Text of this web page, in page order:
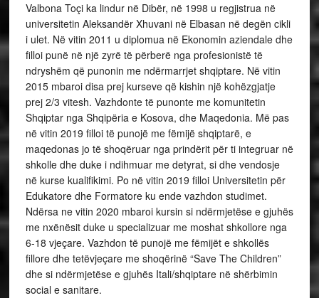
Valbona Toçi ka lindur në Dibër, në 1998 u regjistrua në
universitetin Aleksandër Xhuvani në Elbasan në degën cikli
i ulet. Në vitin 2011 u diplomua në Ekonomin aziendale dhe
filloi punë në një zyrë të përberë nga profesionistë të
ndryshëm që punonin me ndërmarrjet shqiptare. Në vitin
2015 mbaroi disa prej kurseve që kishin një kohëzgjatje
prej 2/3 vitesh. Vazhdonte të punonte me komunitetin
Shqiptar nga Shqipëria e Kosova, dhe Maqedonia. Më pas
në vitin 2019 filloi të punojë me fëmijë shqiptarë, e
maqedonas jo të shoqëruar nga prindërit për ti integruar në
shkolle dhe duke i ndihmuar me detyrat, si dhe vendosje
në kurse kualifikimi. Po në vitin 2019 filloi Universitetin për
Edukatore dhe Formatore ku ende vazhdon studimet.
Ndërsa ne vitin 2020 mbaroi kursin si ndërmjetëse e gjuhës
me nxënësit duke u specializuar me moshat shkollore nga
6-18 vjeçare. Vazhdon të punojë me fëmijët e shkollës
fillore dhe tetëvjeçare me shoqërinë “Save The Children”
dhe si ndërmjetëse e gjuhës Itali/shqiptare në shërbimin
social e sanitare.